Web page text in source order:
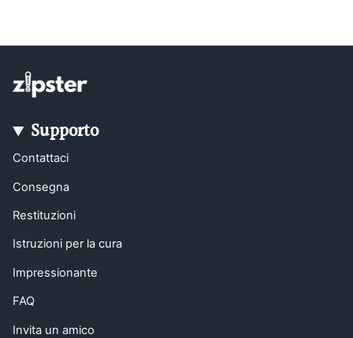
Supporto
Contattaci
Consegna
Restituzioni
Istruzioni per la cura
Impressionante
FAQ
Invita un amico